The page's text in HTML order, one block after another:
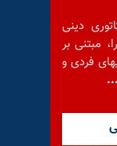
دینی
مبتنی بر
فردی و